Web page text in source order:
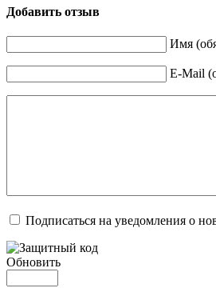
Добавить отзыв
Имя
E-Mail
Подписаться на уведомления о
Обновить